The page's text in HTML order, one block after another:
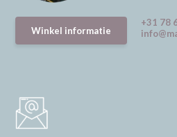
Winkel informatie
+31 78